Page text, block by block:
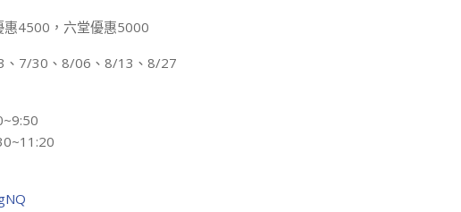
4500，六堂優惠5000
、7/30、8/06、8/13、8/27